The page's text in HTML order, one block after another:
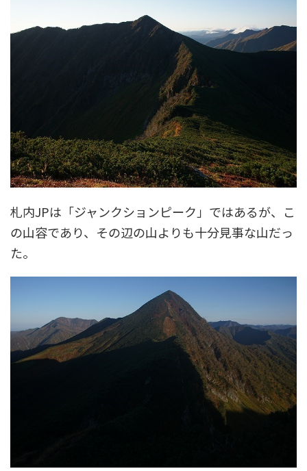
札内JPは「ジャンクションピーク」ではあるが、こ
の山容であり、その辺の山よりも十分見事な山だっ
た。